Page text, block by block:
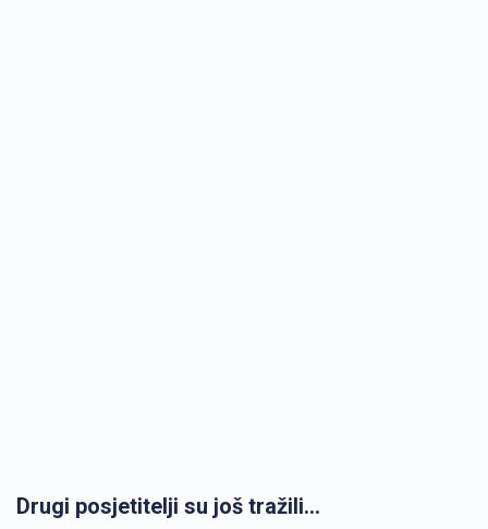
Drugi posjetitelji su još tražili...